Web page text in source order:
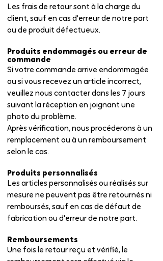
Les frais de retour sont à la charge du
client, sauf en cas d'erreur de notre part
ou de produit défectueux.
Produits endommagés ou erreur de
commande
Si votre commande arrive endommagée
ou si vous recevez un article incorrect,
veuillez nous contacter dans les 7 jours
suivant la réception en joignant une
photo du problème.
Après vérification, nous procéderons à un
remplacement ou à un remboursement
selon le cas.
Produits personnalisés
Les articles personnalisés ou réalisés sur
mesure ne peuvent pas être retournés ni
remboursés, sauf en cas de défaut de
fabrication ou d'erreur de notre part.
Remboursements
Une fois le retour reçu et vérifié, le